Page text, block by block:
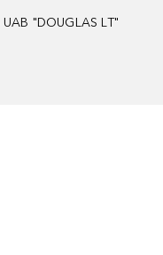
UAB "DOUGLAS LT"